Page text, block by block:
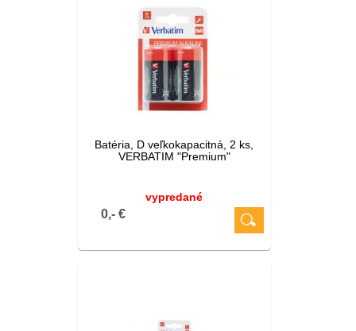
Batéria, D veľkokapacitná, 2 ks,
VERBATIM "Premium"
vypredané
0,- €